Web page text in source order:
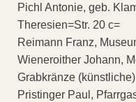
Pichl Antonie, geb.
Theresien=Str. 20 c=
Reimann Franz,
Wieneroither Johann,
Grabkränze (künstliche)
Pristinger Paul,